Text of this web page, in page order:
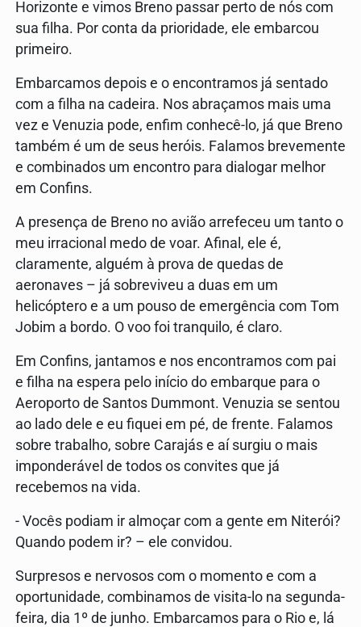
Horizonte e vimos Breno passar perto de nós com
sua filha. Por conta da prioridade, ele embarcou
primeiro.
Embarcamos depois e o encontramos já sentado
com a filha na cadeira. Nos abraçamos mais uma
vez e Venuzia pode, enfim conhecê-lo, já que Breno
também é um de seus heróis. Falamos brevemente
e combinados um encontro para dialogar melhor
em Confins.
A presença de Breno no avião arrefeceu um tanto o
meu irracional medo de voar. Afinal, ele é,
claramente, alguém à prova de quedas de
aeronaves – já sobreviveu a duas em um
helicóptero e a um pouso de emergência com Tom
Jobim a bordo. O voo foi tranquilo, é claro.
Em Confins, jantamos e nos encontramos com pai
e filha na espera pelo início do embarque para o
Aeroporto de Santos Dummont. Venuzia se sentou
ao lado dele e eu fiquei em pé, de frente. Falamos
sobre trabalho, sobre Carajás e aí surgiu o mais
imponderável de todos os convites que já
recebemos na vida.
- Vocês podiam ir almoçar com a gente em Niterói?
Quando podem ir? – ele convidou.
Surpresos e nervosos com o momento e com a
oportunidade, combinamos de visita-lo na segunda-
feira, dia 1º de junho. Embarcamos para o Rio e, lá